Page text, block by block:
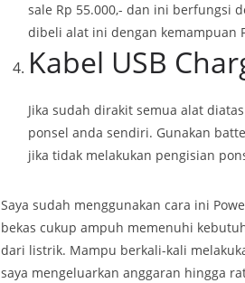
sale Rp 55.000,- dan ini berfungsi
dibeli alat ini dengan kemampuan
Kabel USB
Jika sudah dirakit semua alat
ponsel anda sendiri. Gunakan
jika tidak melakukan pengisian
Saya sudah menggunakan cara ini
bekas cukup ampuh memenuhi
dari listrik. Mampu berkali-kali
saya mengeluarkan anggaran hingga